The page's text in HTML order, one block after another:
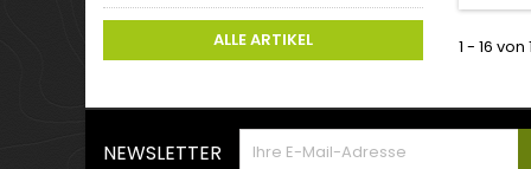
ALLE ARTIKEL 1 - 16
NEWSLETTER